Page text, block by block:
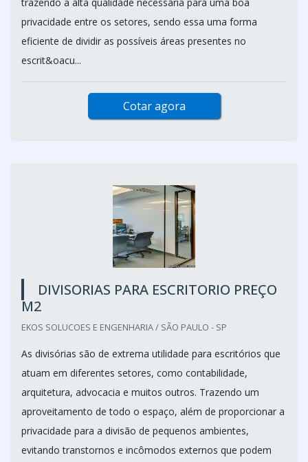
privacidade entre os setores, sendo essa uma forma
eficiente de dividir as possíveis áreas presentes no
escrit&oacu...
Cotar agora
DIVISORIAS PARA ESCRITORIO PREÇO
M2
EKOS SOLUCOES E ENGENHARIA / SÃO PAULO - SP
As divisórias são de extrema utilidade para escritórios que
atuam em diferentes setores, como contabilidade,
arquitetura, advocacia e muitos outros. Trazendo um
aproveitamento de todo o espaço, além de proporcionar a
privacidade para a divisão de pequenos ambientes,
evitando transtornos e incômodos externos que podem